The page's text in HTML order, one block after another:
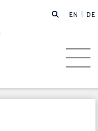
EN | DE